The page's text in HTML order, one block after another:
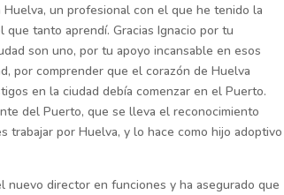
un profesional con el que he tenido la
tanto aprendí. Gracias Ignacio por tu
son uno, por tu apoyo incansable en esos
por comprender que el corazón de Huelva
en la ciudad debía comenzar en el Puerto.
del Puerto, que se lleva el reconocimiento
trabajar por Huelva, y lo hace como hijo adoptivo
nuevo director en funciones y ha asegurado que